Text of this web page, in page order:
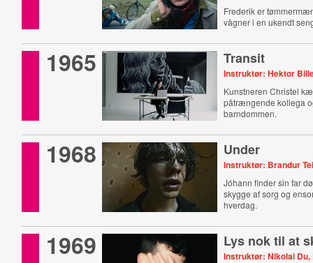
Frederik er
vågner i en ukendt
1965 Transit
Instruktør: Hektor
Kunstneren Christel
påtrængende kollega
barndommen.
1968 Under
Instruktør: Brandur
Jóhann finder sin far
skygge af sorg og
hverdag.
1969 Lys nok til at
Instruktør: Nikolai Du,